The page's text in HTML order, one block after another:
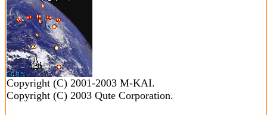
Copyright (C) 2001-2003 M-KAI.
Copyright (C) 2003 Qute Corporation.